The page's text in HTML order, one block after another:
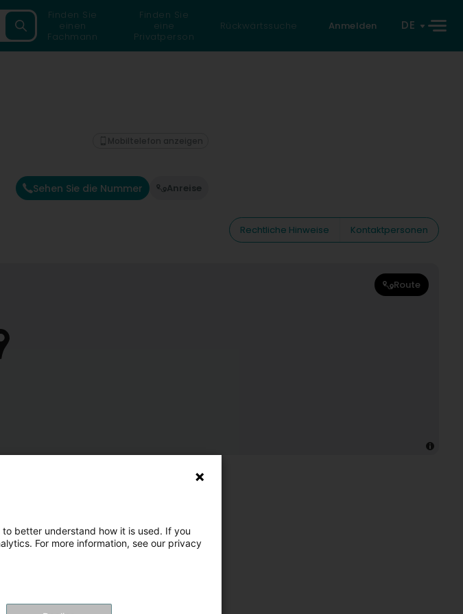
Finden Sie
einen
Fachmann
Finden Sie
eine
Privatperson
Rückwärtssuche Anmelden DE
Sehen Sie die Nummer Anreise
Mobiltelefon anzeigen
Rechtliche Hinweise
Kontaktpersonen
Route
better understand how it is used. If you
For more information, see our privacy